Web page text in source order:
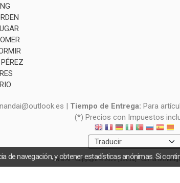
| Tiempo de Entrega: Para
(*) Precios con Impuestos
UN & AI- Copyright © 2026 [15614] - Con la
de navegación, y obtener estadísticas anónimas. Si